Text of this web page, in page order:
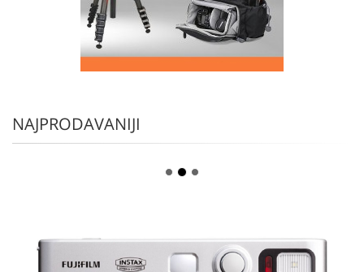
NAJPRODAVANIJI